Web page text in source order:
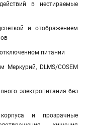
в нестираемые
и отображением
питании
Меркурий, DLMS/COSEM
электропитания без
и прозрачные